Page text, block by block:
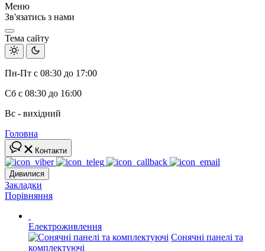
Меню
Зв'язатись з нами
Тема сайту
Пн-Пт с 08:30 до 17:00
Сб с 08:30 до 16:00
Вс - вихідний
Головна
Контакти
Дивилися
Закладки
Порівняння
Електроживлення
Сонячні панелі та
комплектуючі